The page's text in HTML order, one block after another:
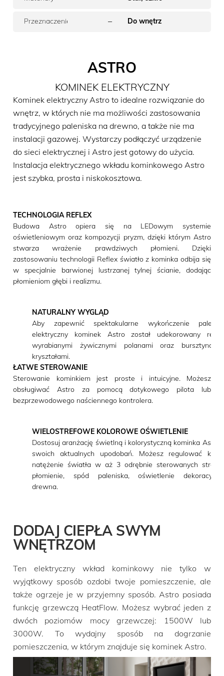
Przeznaczenie – Do wnętrz
ASTRO
KOMINEK ELEKTRYCZNY
Kominek elektryczny Astro to idealne rozwiązanie do
wnętrz, w których nie ma możliwości zastosowania
tradycyjnego paleniska na drewno, a także nie ma
instalacji gazowej. Wystarczy podłączyć urządzenie
do sieci elektrycznej i Astro jest gotowy do użycia.
Instalacja elektrycznego wkładu kominkowego Astro
jest szybka, prosta i niskokosztowa.
ŁATWE STEROWANIE
Sterowanie kominkiem jest proste i intuicyjne. Możesz
obsługiwać Astro za pomocą dotykowego pilota lub
bezprzewodowego naściennego kontrolera.
WIELOSTREFOWE KOLOROWE OŚWIETLENIE
Dostosuj aranżację świetlną i kolorystyczną kominka Astro
swoich aktualnych upodobań. Możesz regulować
natężenie światła w aż 3 odrębnie sterowanych
płomienie, spód paleniska, oświetlenie
drewna.
TECHNOLOGIA REFLEX
Budowa Astro opiera się na LEDowym systemie
oświetleniowym oraz kompozycji pryzm, dzięki którym Astro
stwarza wrażenie prawdziwych płomieni. Dzięki
zastosowaniu technologii Reflex światło z kominka odbija się
w specjalnie barwionej lustrzanej tylnej ścianie, dodając
płomieniom głębi i realizmu.
NATURALNY WYGLĄD
Aby zapewnić spektakularne wykończenie
elektryczny kominek Astro został udekorowany
wyrabianymi żywicznymi polanami oraz
kryształami.
DODAJ CIEPŁA SWYM
WNĘTRZOM
Ten elektryczny wkład kominkowy nie tylko w
wyjątkowy sposób ozdobi twoje pomieszczenie, ale
także ogrzeje je w przyjemny sposób. Astro posiada
funkcję grzewczą HeatFlow. Możesz wybrać jeden z
dwóch poziomów mocy grzewczej: 1500W lub
3000W. To wydajny sposób na dogrzanie
pomieszczenia, w którym znajduje się kominek Astro.